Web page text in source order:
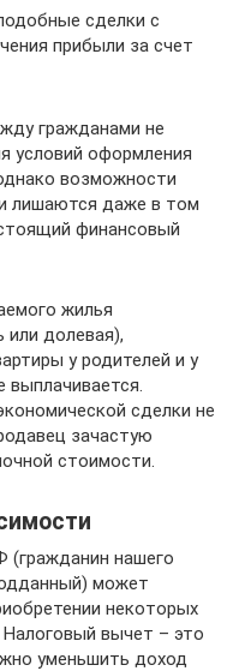
сделки с
прибыли за счет
гражданами не
условий оформления
возможности
лишаются даже в том
финансовый
жилья
или долевая),
у родителей и у
выплачивается.
сделки не
зачастую
стоимости.
(гражданин нашего
может
некоторых
вычет – это
уменьшить доход